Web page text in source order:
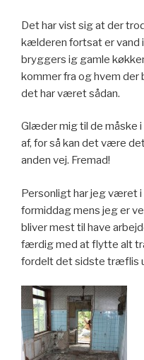
Det har vist sig at der
kælderen fortsat er vand
bryggers ig gamle
kommer fra og hvem
det har været sådan.
Glæder mig til de måske
af, for så kan det være
anden vej. Fremad!
Personligt har jeg været
formiddag mens jeg er
bliver mest til have
færdig med at flytte alt
fordelt det sidste træflis